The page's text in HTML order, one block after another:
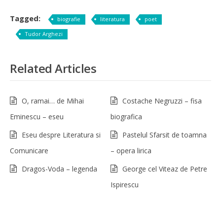
Tagged: biografie literatura
poet
Tudor Arghezi
Related Articles
O, ramai… de Mihai
Eminescu – eseu
Costache Negruzzi – fisa
biografica
Eseu despre Literatura si
Comunicare
Pastelul Sfarsit de toamna
– opera lirica
Dragos-Voda – legenda
George cel Viteaz de Petre
Ispirescu